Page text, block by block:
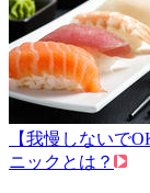
【我慢しないで
ニックとは？